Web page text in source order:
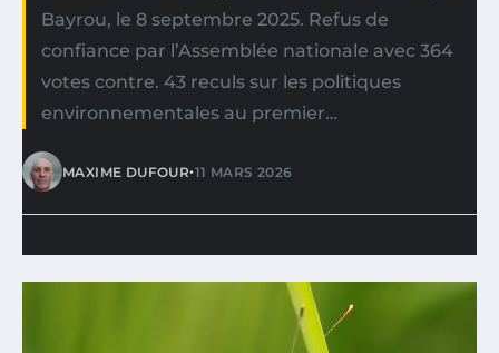
Bayrou, le 8 septembre 2025. Refus de
confiance par l’Assemblée nationale avec 364
votes contre. 43 reculs sur les politiques
environnementales au premier…
MAXIME DUFOUR•11 MARS 2026